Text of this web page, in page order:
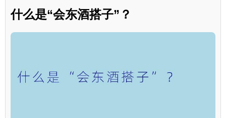
什么是“会东酒搭子”？